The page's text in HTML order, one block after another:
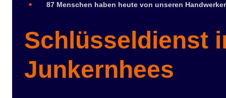
87 Menschen haben heute von unseren
Schlüsseldienst
Junkernhees